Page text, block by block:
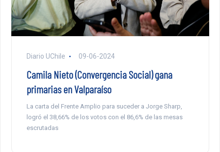
Diario UChile 09-06-2024
Camila Nieto (Convergencia Social) gana
primarias en Valparaíso
La carta del Frente Amplio para suceder a Jorge Sharp,
logró el 38,66% de los votos con el 86,6% de las mesas
escrutadas